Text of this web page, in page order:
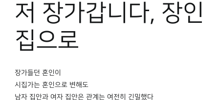
저 장가갑니다, 장인
집으로
장가들던 혼인이
시집가는 혼인으로 변해도
남자 집안과 여자 집안은 관계는 여전히 긴밀했다